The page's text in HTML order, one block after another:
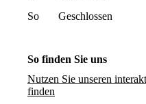
So Geschlossen
So finden Sie uns
Nutzen Sie unseren
finden